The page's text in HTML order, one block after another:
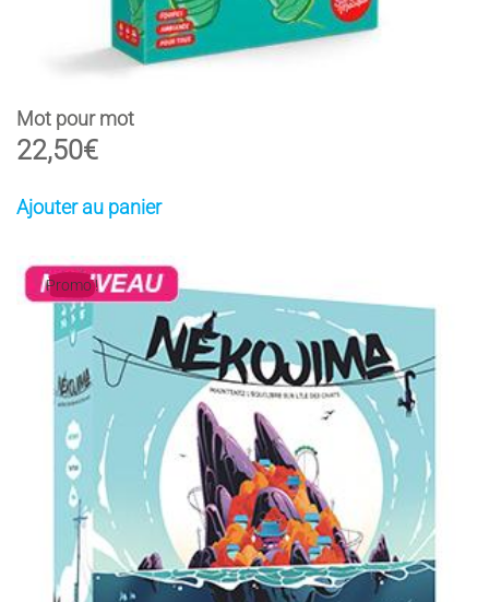
Mot pour mot
22,50€
Ajouter au panier
Promo !